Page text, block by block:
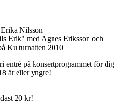
Erik" med Agnes Eriksson och
Kulturnatten 2010
entré på konsertprogrammet för dig
år eller yngre!
20 kr!